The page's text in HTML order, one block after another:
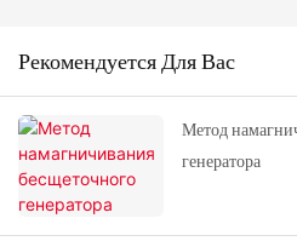
Рекомендуется Для Вас
Метод
генератора